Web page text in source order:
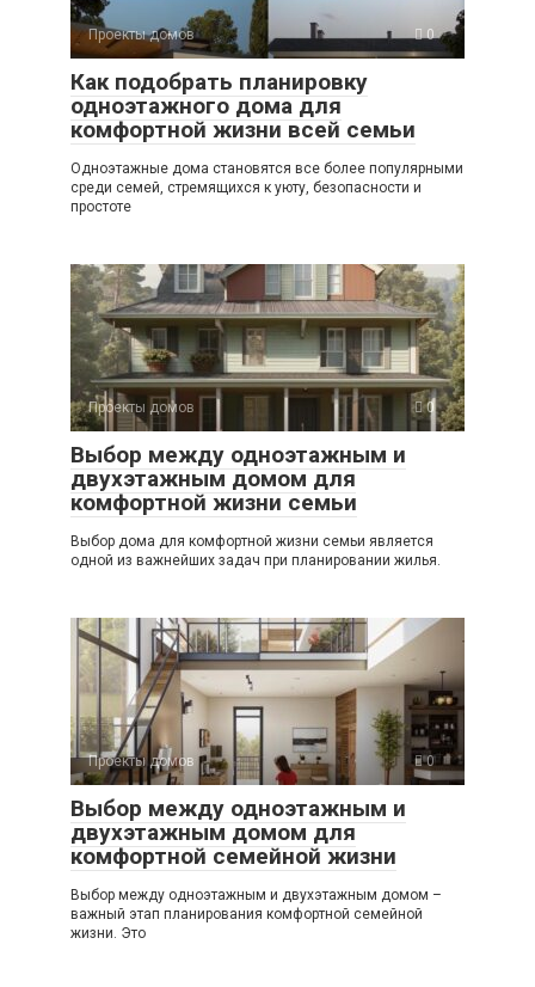
Проекты домов 0
Как подобрать планировку
одноэтажного дома для
комфортной жизни всей семьи
Одноэтажные дома становятся все более популярными
среди семей, стремящихся к уюту, безопасности и
простоте
Проекты домов 0
Выбор между одноэтажным и
двухэтажным домом для
комфортной жизни семьи
Выбор дома для комфортной жизни семьи является
одной из важнейших задач при планировании жилья.
Проекты домов 0
Выбор между одноэтажным и
двухэтажным домом для
комфортной семейной жизни
Выбор между одноэтажным и двухэтажным домом –
важный этап планирования комфортной семейной
жизни. Это